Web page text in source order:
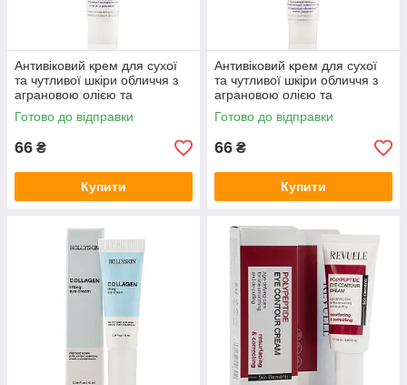
Антивіковий крем для сухої
та чутливої шкіри обличчя з
аграновою олією та
гіалуроном, Face Cream,
Belle Jardin, 125 мл
Готово до відправки
66 ₴
Купити
Антивіковий крем для сухої
та чутливої шкіри обличчя з
аграновою олією та
гіалуроном, Face Cream,
Belle Jardin, 125 мл
Готово до відправки
66 ₴
Купити